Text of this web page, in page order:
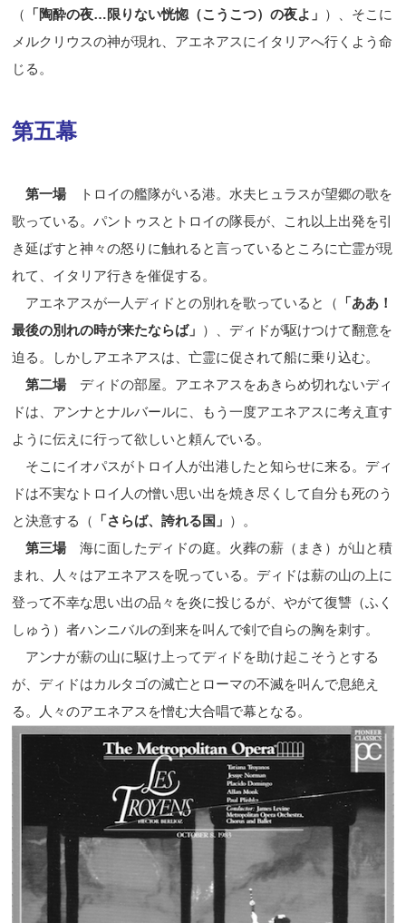
（
「陶酔の夜…限りない恍惚（こうこつ）の夜よ」 ）、そこに
メルクリウスの神が現れ、アエネアスにイタリアへ行くよう命
じる。
第五幕
第一場トロイの艦隊がいる港。水夫ヒュラスが望郷の歌を
歌っている。パントゥスとトロイの隊長が、これ以上出発を引
き延ばすと神々の怒りに触れると言っているところに亡霊が現
れて、イタリア行きを催促する。
アエネアスが一人ディドとの別れを歌っていると（
「ああ！
最後の別れの時が来たならば」 ）、ディドが駆けつけて翻意を
迫る。しかしアエネアスは、亡霊に促されて船に乗り込む。
第二場ディドの部屋。アエネアスをあきらめ切れないディ
ドは、アンナとナルバールに、もう一度アエネアスに考え直す
ように伝えに行って欲しいと頼んでいる。
そこにイオパスがトロイ人が出港したと知らせに来る。ディ
ドは不実なトロイ人の憎い思い出を焼き尽くして自分も死のう
と決意する（
「さらば、誇れる国」 ）。
第三場海に面したディドの庭。火葬の薪（まき）が山と積
まれ、人々はアエネアスを呪っている。ディドは薪の山の上に
登って不幸な思い出の品々を炎に投じるが、やがて復讐（ふく
しゅう）者ハンニバルの到来を叫んで剣で自らの胸を刺す。
アンナが薪の山に駆け上ってディドを助け起こそうとする
が、ディドはカルタゴの滅亡とローマの不滅を叫んで息絶え
る。人々のアエネアスを憎む大合唱で幕となる。